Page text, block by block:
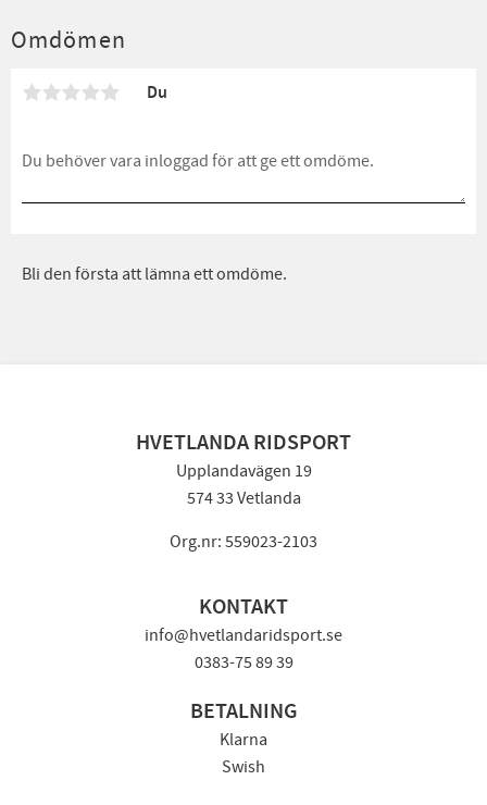
Omdömen
Du
Bli den första att lämna ett omdöme.
HVETLANDA RIDSPORT
Upplandavägen 19
574 33 Vetlanda
Org.nr: 559023-2103
KONTAKT
info@hvetlandaridsport.se
0383-75 89 39
BETALNING
Klarna
Swish